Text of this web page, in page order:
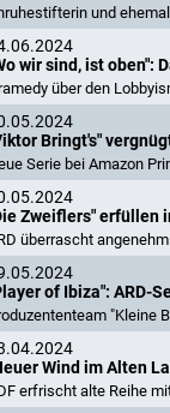
und
wir sind, ist oben":
über den
Bringt's"
Serie bei Amazon
Zweiflers" erfüllen
überrascht
of Ibiza": ARD-
"Kleine
Wind im Alten
erfrischt alte Reihe